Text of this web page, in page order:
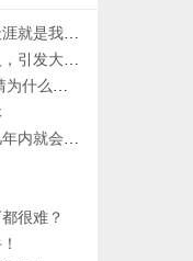
的一日游
公开抗议抵制？
血经是真的？
统一台湾？
很难？